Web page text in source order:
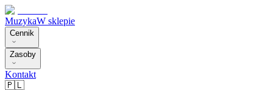
MuzykaW sklepie
Cennik
Zasoby
Kontakt
🇵🇱